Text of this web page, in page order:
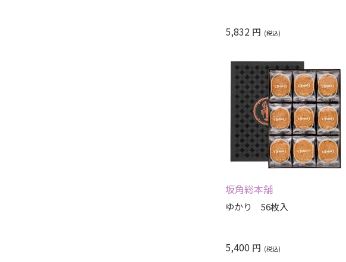
5,832 円
坂角総本舖
ゆかり 56枚入
5,400 円